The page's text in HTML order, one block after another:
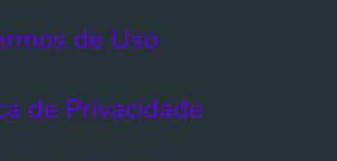
de Uso​
de Privacidade